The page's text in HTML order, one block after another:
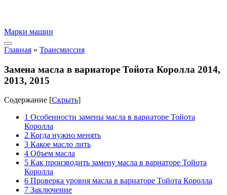
Марки машин
Главная » Трансмиссия
Замена масла в вариаторе Тойота Королла 2014,
2013, 2015
Содержание [Скрыть]
1 Особенности замены масла в вариаторе Тойота
Королла
2 Когда нужно менять
3 Какое масло лить
4 Объем масла
5 Как производить замену масла в вариаторе Тойота
Королла
6 Проверка уровня масла в вариаторе Тойота Королла
7 Заключение